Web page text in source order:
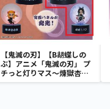
【鬼滅の刃】【B胡蝶しの
ぶ】アニメ「鬼滅の刃」 プ
チっと灯りマス～煉獄杏寿
郎・胡蝶しのぶ～